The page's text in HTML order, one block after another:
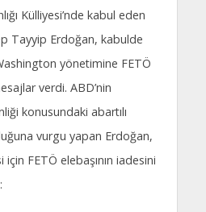
Külliyesi’nde kabul eden
Tayyip Erdoğan, kabulde
yönetimine FETÖ
verdi. ABD’nin
konusundaki abartılı
vurgu yapan Erdoğan,
FETÖ elebaşının iadesini